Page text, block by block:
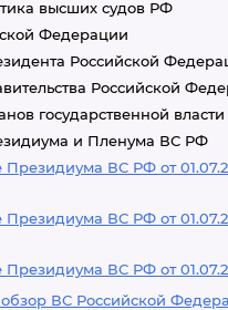
высших судов РФ
Федерации
Российской
Российской
государственной
и Пленума ВС РФ
Президиума ВС РФ от
Президиума ВС РФ от
Президиума ВС РФ от
ВС Российской